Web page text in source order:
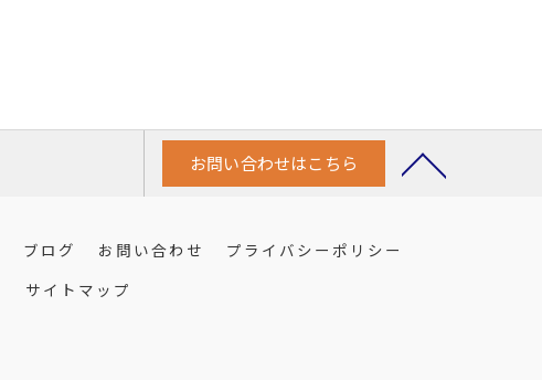
お問い合わせはこちら
ブログ お問い合わせ
プライバシーポリシー
サイトマップ